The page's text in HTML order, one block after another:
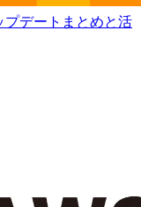
デートまとめと活